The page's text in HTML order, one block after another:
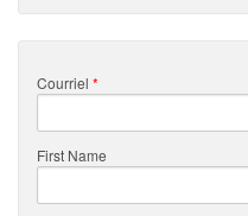
Courriel *
First Name